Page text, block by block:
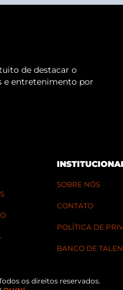
de destacar o
e entretenimento por
SOBRE NÓS
CONTATO
POLÍTICA DE
BANCO DE
os direitos reservados.